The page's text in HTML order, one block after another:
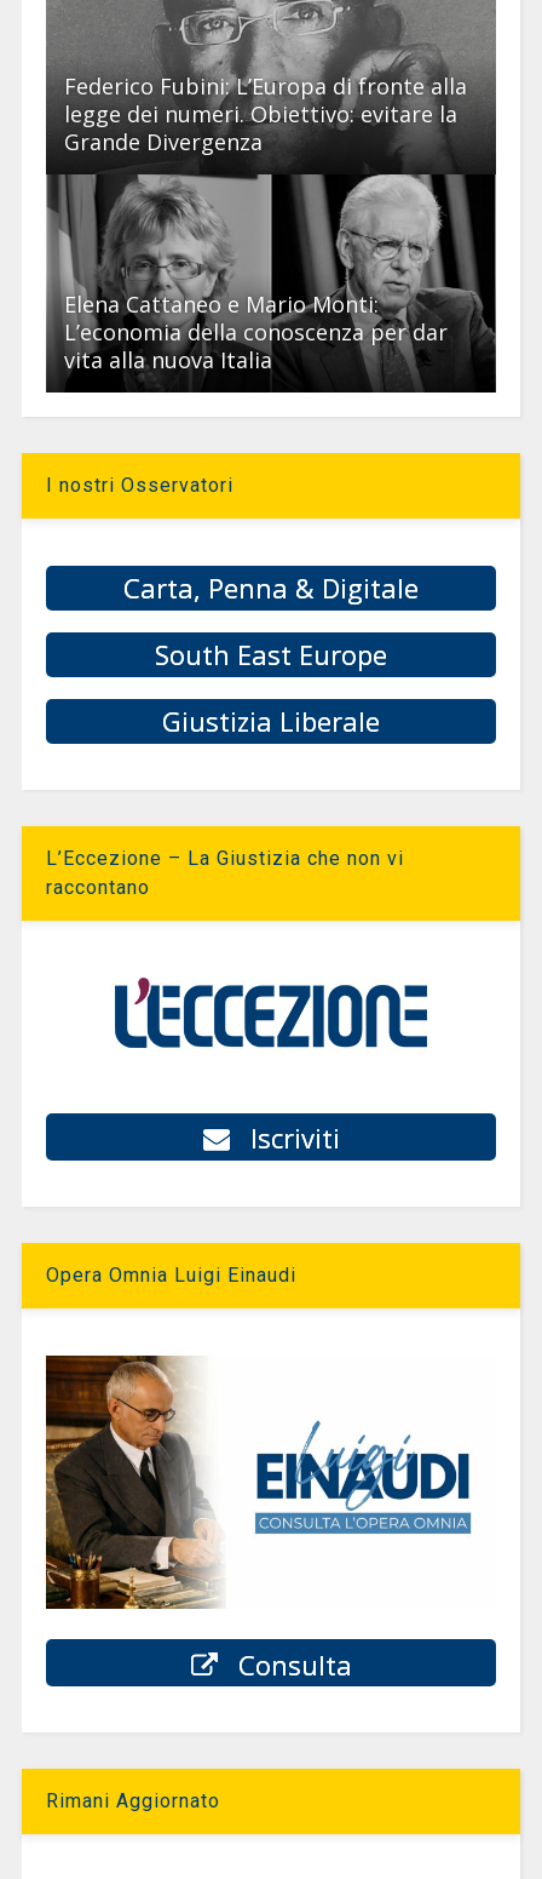
Federico Fubini: L’Europa di fronte alla
legge dei numeri. Obiettivo: evitare la
Grande Divergenza
Elena Cattaneo e Mario Monti:
L’economia della conoscenza per dar
vita alla nuova Italia
I nostri Osservatori
Carta, Penna & Digitale
South East Europe
Giustizia Liberale
L’Eccezione – La Giustizia che non vi
raccontano
Iscriviti
Opera Omnia Luigi Einaudi
Consulta
Rimani Aggiornato